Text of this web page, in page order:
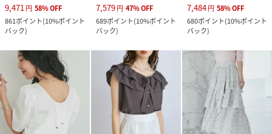
#cate02
性別タイプ レディース
原産国
本体:ポリエステル48% 綿33% 再生繊維(リヨセ
ル)18% ポリウレタン1%
9,471円 58%OFF
861ポイント(10%ポイント
バック)
7,579円 47%OFF
689ポイント(10%ポイント
バック)
7,484円 58%OFF
680ポイント(10%ポイント
バック)